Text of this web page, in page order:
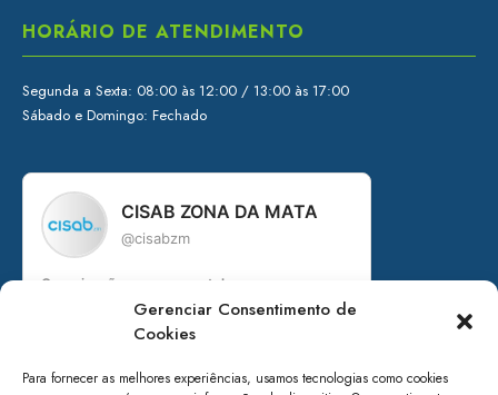
Gerenciar Consentimento de
Cookies
Para fornecer as melhores experiências, usamos tecnologias como cookies
HORÁRIO DE ATENDIMENTO
Segunda a Sexta: 08:00 às 12:00 / 13:00 às 17:00
Sábado e Domingo: Fechado
CISAB ZONA DA MATA
@cisabzm
Organização governamental
Consórcio Intermunicipal de Saneamento
Básico da Zona da Mata de Minas Gerais